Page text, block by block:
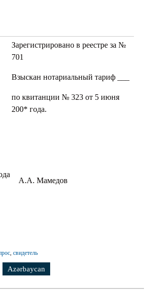
Зарегистрировано в реестре за №
701
Взыскан нотариальный тариф ___
по квитанции № 323 от 5 июня
200* года.
А.А. Мамедов
, свидетель
Azərbaycan